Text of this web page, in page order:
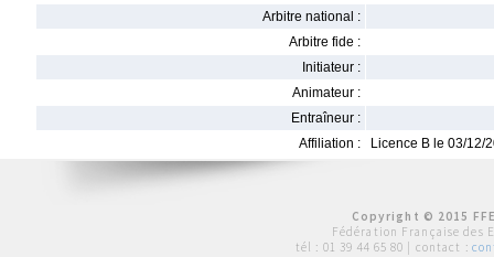
Arbitre national :
Arbitre fide :
Initiateur :
Animateur :
Entraîneur :
Affiliation :
Licence B le 03/12/
Copyright © 2015
Fédération Française des
tél : 01 39 44 65 80 | contact :